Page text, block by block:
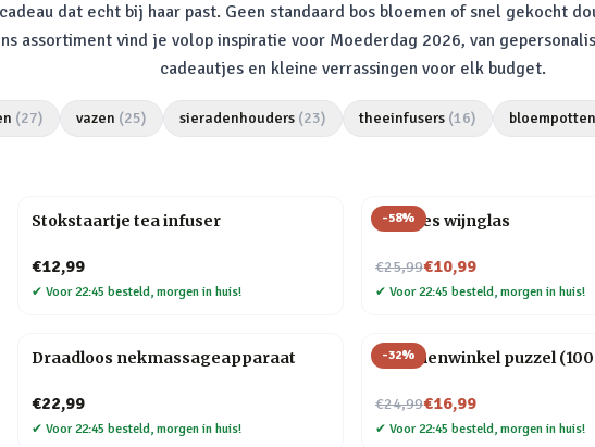
dat echt bij haar past. Geen standaard bos bloemen of snel gekocht
assortiment vind je volop inspiratie voor Moederdag 2026, van
cadeautjes en kleine verrassingen voor elk budget.
(27) vazen (25) sieradenhouders (23) theeinfusers (16) bloempotten
Stokstaartje tea infuser
€12,99
✔ Voor 22:45 besteld, morgen in huis!
-58%
Wijnfles wijnglas
€25,99
Nu voor€10,99
✔ Voor 22:45 besteld, morgen in huis!
Draadloos nekmassageapparaat
€22,99
✔ Voor 22:45 besteld, morgen in huis!
-32%
Bloemenwinkel puzzel
€24,99
Nu voor€16,99
✔ Voor 22:45 besteld, morgen in huis!